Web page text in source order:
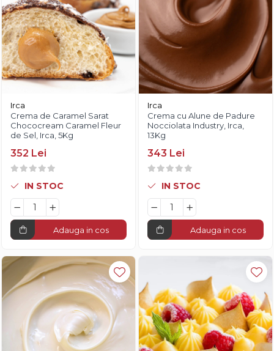
Irca
Crema de Caramel Sarat
Chococream Caramel Fleur
de Sel, Irca, 5Kg
352 Lei
IN STOC
Adauga in cos
Irca
Crema cu Alune de Padure
Nocciolata Industry, Irca,
13Kg
343 Lei
IN STOC
Adauga in cos